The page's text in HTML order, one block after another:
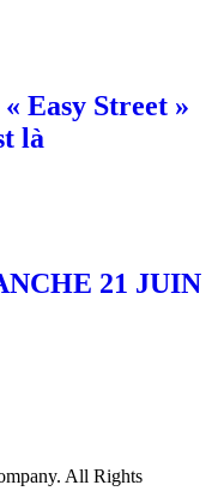
Easy Street »
là
21 JUIN
All Rights